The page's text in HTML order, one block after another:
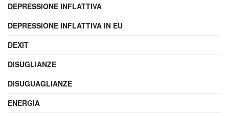
DEPRESSIONE INFLATTIVA
DEPRESSIONE INFLATTIVA IN EU
DEXIT
DISUGLIANZE
DISUGUAGLIANZE
ENERGIA